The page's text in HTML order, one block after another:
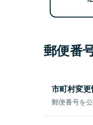
郵便番
市町村変更
郵便番号を